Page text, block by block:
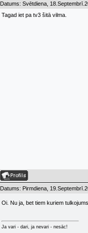
Datums: Svētdiena,
Tagad iet pa tv3 šitā vilma.
Datums: Pirmdiena,
Oi. Nu ja, bet tiem kuriem
Ja vari - dari, ja nevari - nesāc!